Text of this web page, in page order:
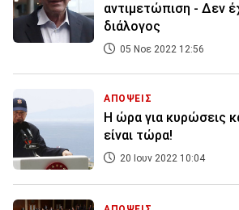
αντιμετώπιση - Δεν
διάλογος
05 Νοε 2022 12:56
ΑΠΟΨΕΙΣ
Η ώρα για κυρώσεις
είναι τώρα!
20 Ιουν 2022 10:04